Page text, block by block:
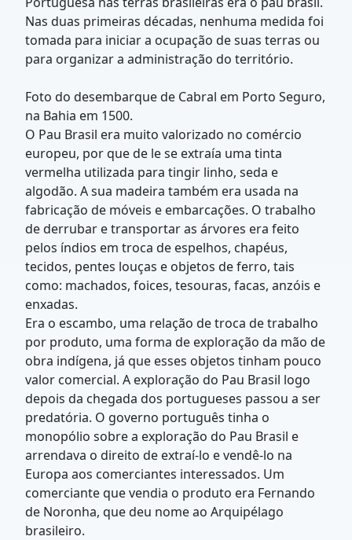
Nas duas primeiras décadas, nenhuma medida foi
tomada para iniciar a ocupação de suas terras ou
para organizar a administração do território.
Foto do desembarque de Cabral em Porto Seguro,
na Bahia em 1500.
O Pau Brasil era muito valorizado no comércio
europeu, por que de le se extraía uma tinta
vermelha utilizada para tingir linho, seda e
algodão. A sua madeira também era usada na
fabricação de móveis e embarcações. O trabalho
de derrubar e transportar as árvores era feito
pelos índios em troca de espelhos, chapéus,
tecidos, pentes louças e objetos de ferro, tais
como: machados, foices, tesouras, facas, anzóis e
enxadas.
Era o escambo, uma relação de troca de trabalho
por produto, uma forma de exploração da mão de
obra indígena, já que esses objetos tinham pouco
valor comercial. A exploração do Pau Brasil logo
depois da chegada dos portugueses passou a ser
predatória. O governo português tinha o
monopólio sobre a exploração do Pau Brasil e
arrendava o direito de extraí-lo e vendê-lo na
Europa aos comerciantes interessados. Um
comerciante que vendia o produto era Fernando
de Noronha, que deu nome ao Arquipélago
brasileiro.